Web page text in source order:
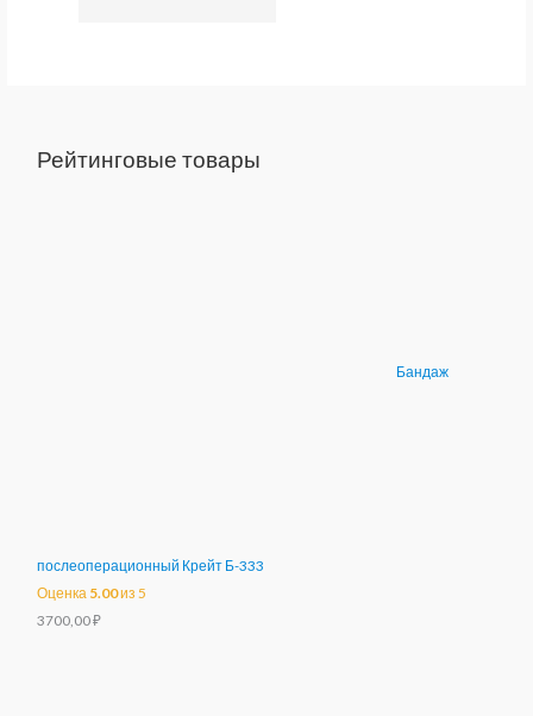
Рейтинговые товары
Бандаж
послеоперационный Крейт Б-333
Оценка 5.00из 5
3700,00₽